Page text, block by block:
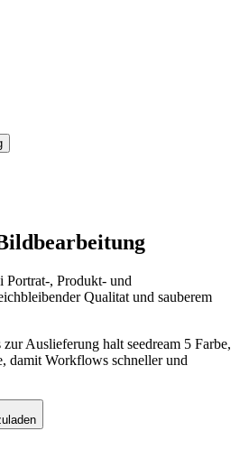
Portrat-, Produkt- und
Qualitat und sauberem
Auslieferung halt seedream 5 Farbe,
damit Workflows schneller und